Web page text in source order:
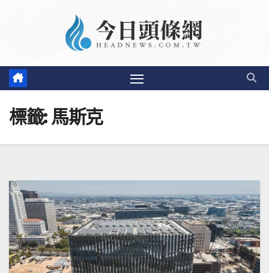
標籤: 馬斯克